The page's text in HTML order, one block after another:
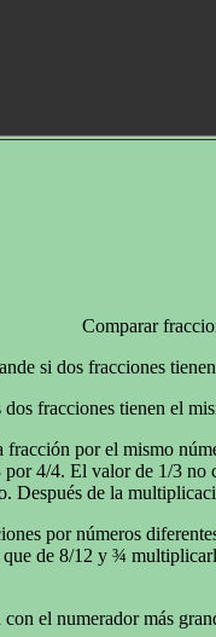
Comparar
si dos fracciones
fracciones tienen el
por el mismo
4/4. El valor de 1/3
Después de la
por números
de 8/12 y ¾
el numerador más